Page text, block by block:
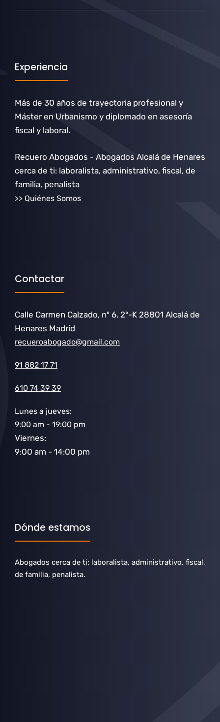
Experiencia
Más de 30 años de trayectoria profesional y
Máster en Urbanismo y diplomado en asesoría
fiscal y laboral.
Recuero Abogados - Abogados Alcalá de Henares
cerca de ti: laboralista, administrativo, fiscal, de
familia, penalista
>> Quiénes Somos
Contactar
Calle Carmen Calzado, nº 6, 2º-K 28801 Alcalá de
Henares Madrid
recueroabogado@gmail.com
91 882 17 71
610 74 39 39
Lunes a jueves:
9:00 am - 19:00 pm
Viernes:
9:00 am - 14:00 pm
Dónde estamos
Abogados cerca de ti: laboralista, administrativo, fiscal,
de familia, penalista.